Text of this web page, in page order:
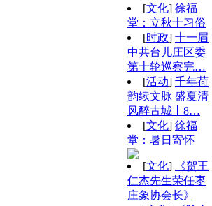
[文化] 徐福
堂：立秋十习俗
[时政] 十一届
中共台儿庄区委
第十轮巡察完…
[活动] 千年荷
韵续文脉 盛夏清
风醉古城丨8…
[文化] 徐福
堂：暑日寄怀
[文化]
《贺王
仁杰先生荣任枣
庄象协会长》